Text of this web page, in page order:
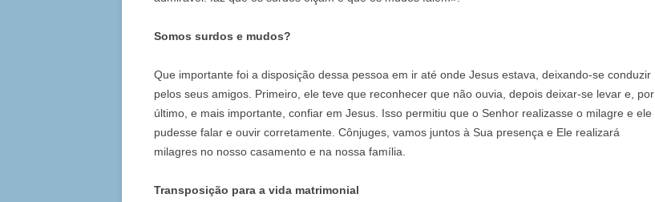
Somos surdos e mudos?
Que importante foi a disposição dessa pessoa em ir até onde Jesus estava, deixando-se conduzir
pelos seus amigos. Primeiro, ele teve que reconhecer que não ouvia, depois deixar-se levar e, por
último, e mais importante, confiar em Jesus. Isso permitiu que o Senhor realizasse o milagre e ele
pudesse falar e ouvir corretamente. Cônjuges, vamos juntos à Sua presença e Ele realizará
milagres no nosso casamento e na nossa família.
Transposição para a vida matrimonial